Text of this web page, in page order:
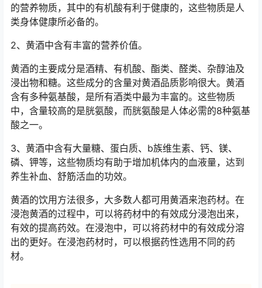
的营养物质，其中的有机酸有利于健康的，这些物质是人
类身体健康所必备的。
2、黄酒中含有丰富的营养价值。
黄酒的主要成分是酒精、有机酸、酯类、醛类、杂醇油及
浸出物和糖。这些成分的含量对黄酒品质影响很大。黄酒
含有多种氨基酸，是所有酒类中最为丰富的。这些物质
中，含量较高的是胱氨酸，而胱氨酸是人体必需的8种氨基
酸之一。
3、黄酒中含有大量糖、蛋白质、b族维生素、钙、镁、
磷、钾等，这些物质均有助于增加机体内的血液量，达到
养生补血、舒筋活血的功效。
黄酒的饮用方法很多，大多数人都可用黄酒来泡药材。在
浸泡黄酒的过程中，可以将药材中的有效成分浸泡出来，
有效的提高药效。在浸泡中，可以将药材中的有效成分溶
出的更好。在浸泡药材时，可以根据药性选用不同的药
材。